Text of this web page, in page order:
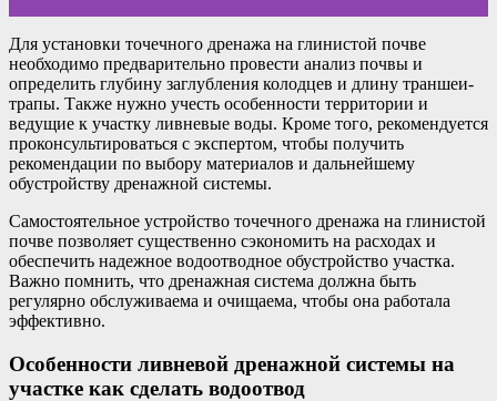
Для установки точечного дренажа на глинистой почве
необходимо предварительно провести анализ почвы и
определить глубину заглубления колодцев и длину траншеи-
трапы. Также нужно учесть особенности территории и
ведущие к участку ливневые воды. Кроме того, рекомендуется
проконсультироваться с экспертом, чтобы получить
рекомендации по выбору материалов и дальнейшему
обустройству дренажной системы.
Самостоятельное устройство точечного дренажа на глинистой
почве позволяет существенно сэкономить на расходах и
обеспечить надежное водоотводное обустройство участка.
Важно помнить, что дренажная система должна быть
регулярно обслуживаема и очищаема, чтобы она работала
эффективно.
Особенности ливневой дренажной системы на
участке как сделать водоотвод